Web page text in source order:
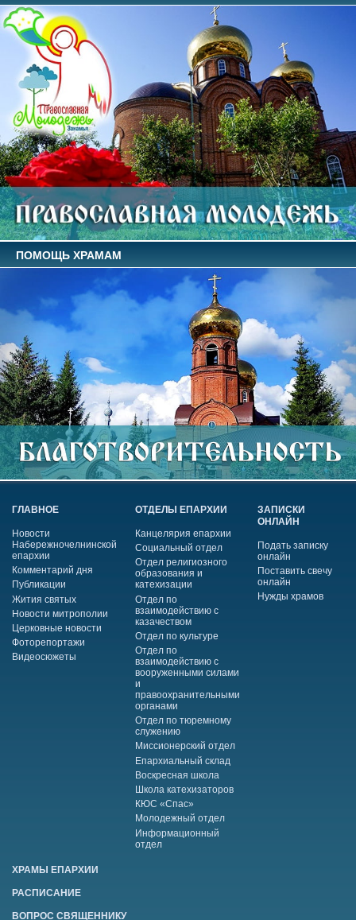
ПОМОЩЬ ХРАМАМ
ГЛАВНОЕ
Новости
Набережночелнинской
епархии
Комментарий дня
Публикации
Жития святых
Новости митрополии
Церковные новости
Фоторепортажи
Видеосюжеты
ОТДЕЛЫ ЕПАРХИИ
Канцелярия епархии
Социальный отдел
Отдел религиозного
образования и
катехизации
Отдел по
взаимодействию с
казачеством
Отдел по культуре
Отдел по
взаимодействию с
вооруженными силами
и
правоохранительными
органами
Отдел по тюремному
служению
Миссионерский отдел
Епархиальный склад
Воскресная школа
Школа катехизаторов
КЮС «Спас»
Молодежный отдел
Информационный
отдел
ЗАПИСКИ
ОНЛАЙН
Подать записку
онлайн
Поставить свечу
онлайн
Нужды храмов
ХРАМЫ ЕПАРХИИ
РАСПИСАНИЕ
ВОПРОС СВЯЩЕННИКУ